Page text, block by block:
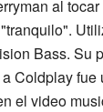
al
Bass. Su
Coldplay fue
el video